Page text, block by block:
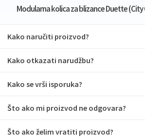
Modularna kolica za blizance Duette (City
Kako naručiti proizvod?
Kako otkazati narudžbu?
Kako se vrši isporuka?
Što ako mi proizvod ne odgovara?
Što ako želim vratiti proizvod?